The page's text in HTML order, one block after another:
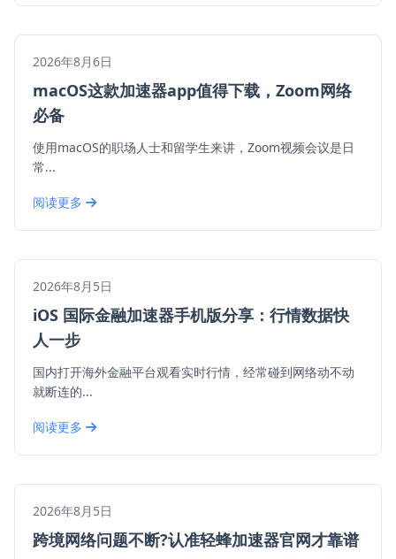
2026年8月6日
macOS这款加速器app值得下载，Zoom网络
必备
使用macOS的职场人士和留学生来讲，Zoom视频会议是日
常...
阅读更多
2026年8月5日
iOS 国际金融加速器手机版分享：行情数据快
人一步
国内打开海外金融平台观看实时行情，经常碰到网络动不动
就断连的...
阅读更多
2026年8月5日
跨境网络问题不断?认准轻蜂加速器官网才靠谱